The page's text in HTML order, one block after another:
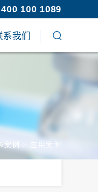
100 1089
系我们
案例 应用案例